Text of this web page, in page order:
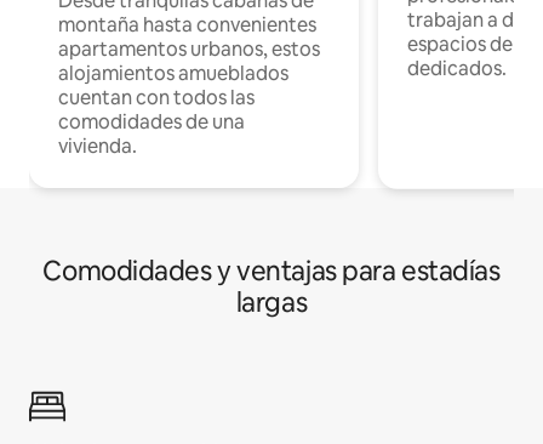
montaña hasta convenientes
apartamentos urbanos, estos
alojamientos amueblados
cuentan con todos las
comodidades de una
vivienda.
trabajan a
espacios de
dedicados.
Comodidades y ventajas para estadías
largas